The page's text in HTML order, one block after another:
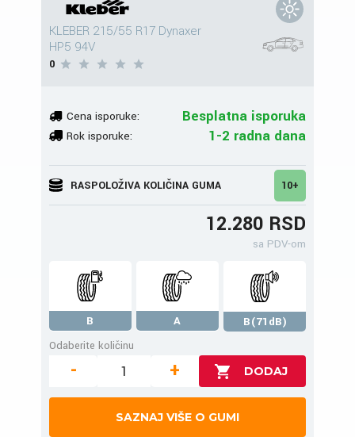
KLEBER 215/55 R17 Dynaxer
HP5 94V
0
Cena isporuke: Besplatna isporuka
Rok isporuke: 1-2 radna dana
RASPOLOŽIVA KOLIČINA GUMA 10+
12.280 RSD
sa PDV-om
B A
B(71dB)
Odaberite količinu
- +
SAZNAJ VIŠE O GUMI